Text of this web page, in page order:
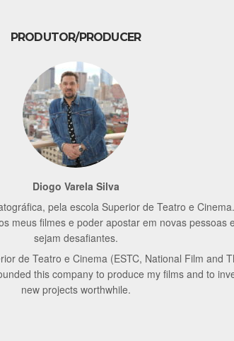
PRODUTOR/PRODUCER
Diogo Varela Silva
pela escola Superior de Teatro e
meus filmes e poder apostar em novas pessoas
sejam desafiantes.
de Teatro e Cinema (ESTC, National Film and
this company to produce my films and to
new projects worthwhile.